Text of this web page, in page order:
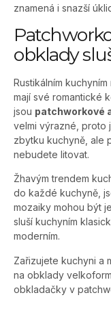
znamená i snazší
obklady
Rustikálním
mají své romantické
jsou patchworkové
velmi výrazné, proto
zbytku kuchyně, ale
nebudete litovat.
Žhavým trendem
do každé kuchyně,
mozaiky mohou být
sluší kuchyním
moderním.
Zařizujete kuchyni a
na obklady
obkladačky v